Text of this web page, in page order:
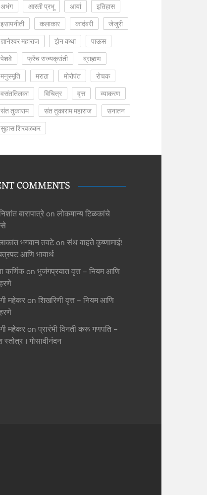
अभंग
आरती प्रभू आर्या
इतिहास
इसापनीती
कलाकार कादंबरी
जेजुरी
ज्ञानेश्वर महाराज
झेन कथा
पाऊस
पेशवे
फ्रेंच राज्यक्रांती
ब्राह्मण
मनुस्मृति
मराठा मोरोपंत
रोचक
वसंततिलका
विचित्र वृत्त
व्याकरण
संत तुकाराम
संत तुकाराम महाराज
सनातन
सुहास शिरवळकर
COMMENTS
बारापात्रेon लोकमान्य टिळकांचे
भगवान तवटेon संथ वाहते कृष्णामाई!
आणि भावार्थ
कर्णिकon भुजंगप्रयात वृत्त – नियम आणि
महेकरon शिखरिणी वृत्त – नियम आणि
महेकरon प्रारंभी विनती करू गणपति –
। गोसावीनंदन